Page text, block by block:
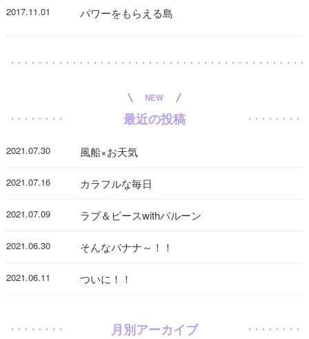
2017.11.01 パワーをもらえる島
NEW
最近の投稿
2021.07.30 風船×お天気
2021.07.16 カラフルな毎日
2021.07.09 ラブ＆ピースwithバルーン
2021.06.30 そんなバナナ～！！
2021.06.11 ついに！！
月別アーカイブ